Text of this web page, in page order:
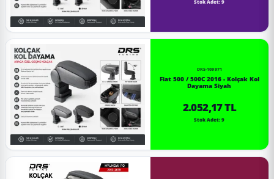
DRS-109971
Fiat 500 / 500C 2016 - Kolçak Kol
Dayama Siyah
2.052,17 TL
Stok Adet: 9